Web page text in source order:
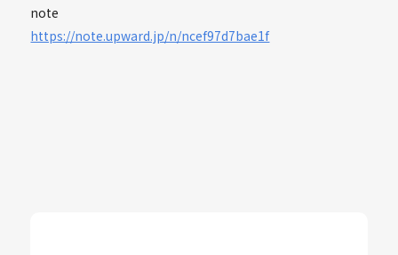
note
https://note.upward.jp/n/ncef97d7bae1f